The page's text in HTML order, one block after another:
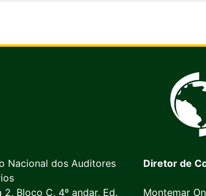
Nacional dos Auditores
Bloco C, 4º andar, Ed.
Diretor de
Montemar